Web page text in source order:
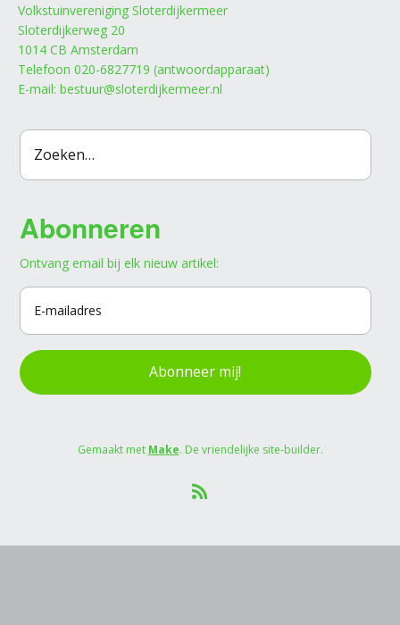
Volkstuinvereniging Sloterdijkermeer
Sloterdijkerweg 20
1014 CB Amsterdam
Telefoon 020-6827719 (antwoordapparaat)
E-mail: bestuur@sloterdijkermeer.nl
Abonneren
Ontvang email bij elk nieuw artikel:
Abonneer mij!
Gemaakt met Make. De vriendelijke site-builder.